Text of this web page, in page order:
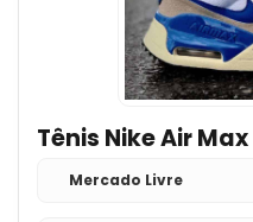
Tênis Nike Air
Mercado Livre